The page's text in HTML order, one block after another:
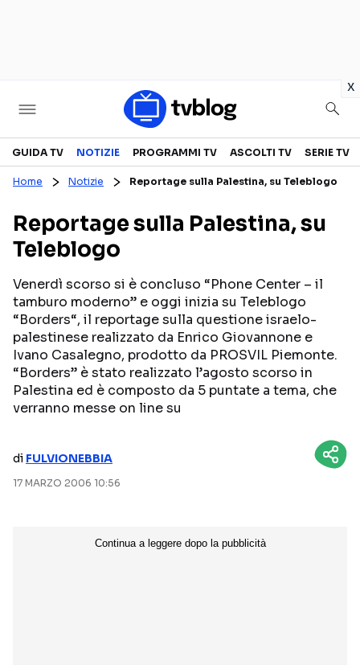
x
Televisione
CANALI TV
PROGRAMMI TV
PERSONAGGI TV
SERIE TV
FICTION
Streaming
NETFLIX
AMAZON PRIME VIDEO
MEDIASET INFINITY
GUIDA TV NOTIZIE PROGRAMMI TV ASCOLTI TV SERIE TV
Home Notizie Reportage sulla Palestina, su Teleblogo
Reportage sulla Palestina, su
Teleblogo
Venerdì scorso si è concluso “Phone Center – il
tamburo moderno” e oggi inizia su Teleblogo
“Borders“, il reportage sulla questione israelo-
palestinese realizzato da Enrico Giovannone e
Ivano Casalegno, prodotto da PROSVIL Piemonte.
“Borders” è stato realizzato l’agosto scorso in
Palestina ed è composto da 5 puntate a tema, che
verranno messe on line su
di FULVIONEBBIA
17 MARZO 2006 10:56